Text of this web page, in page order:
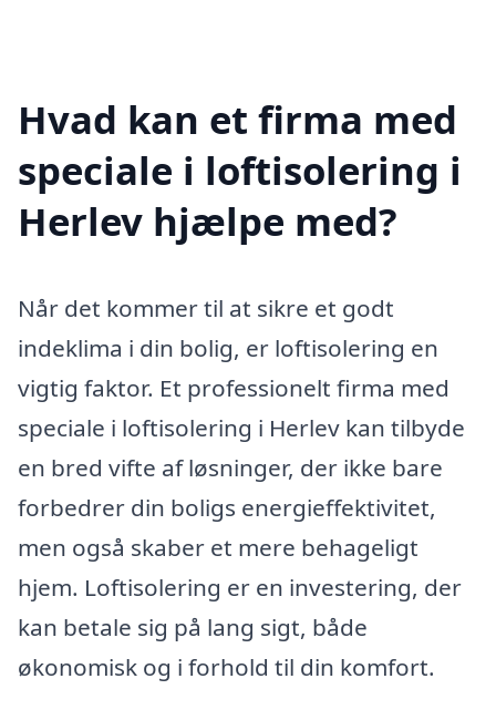
Hvad kan et firma med
speciale i loftisolering i
Herlev hjælpe med?
Når det kommer til at sikre et godt
indeklima i din bolig, er loftisolering en
vigtig faktor. Et professionelt firma med
speciale i loftisolering i Herlev kan tilbyde
en bred vifte af løsninger, der ikke bare
forbedrer din boligs energieffektivitet,
men også skaber et mere behageligt
hjem. Loftisolering er en investering, der
kan betale sig på lang sigt, både
økonomisk og i forhold til din komfort.